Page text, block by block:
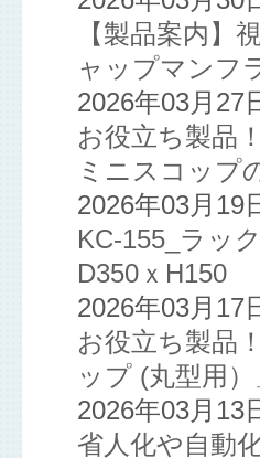
【製品案内
ャップマンフ
2026年03月27
お役立ち製品
ミニスコップ
2026年03月19
KC-155_ラッ
D350ｘH150
2026年03月17
お役立ち製品
ップ (丸型用）
2026年03月13
省人化や自動